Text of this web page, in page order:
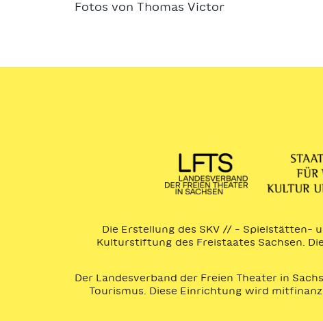
Fotos von Thomas Victor
Die Erstellung des SKV // – Spielstätten-
Kulturstiftung des Freistaates Sachsen.
Der Landesverband der Freien Theater in
Tourismus. Diese Einrichtung wird